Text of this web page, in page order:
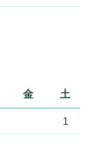
金 土
1